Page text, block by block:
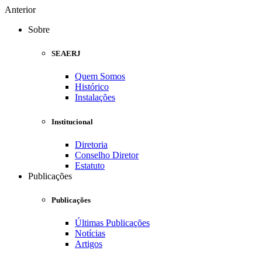
Anterior
Sobre
SEAERJ
Quem Somos
Histórico
Instalações
Institucional
Diretoria
Conselho Diretor
Estatuto
Publicações
Publicações
Últimas Publicações
Notícias
Artigos